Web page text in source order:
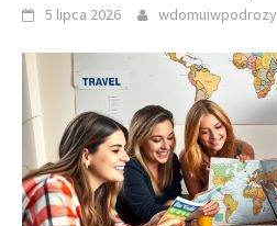
5 lipca 2026